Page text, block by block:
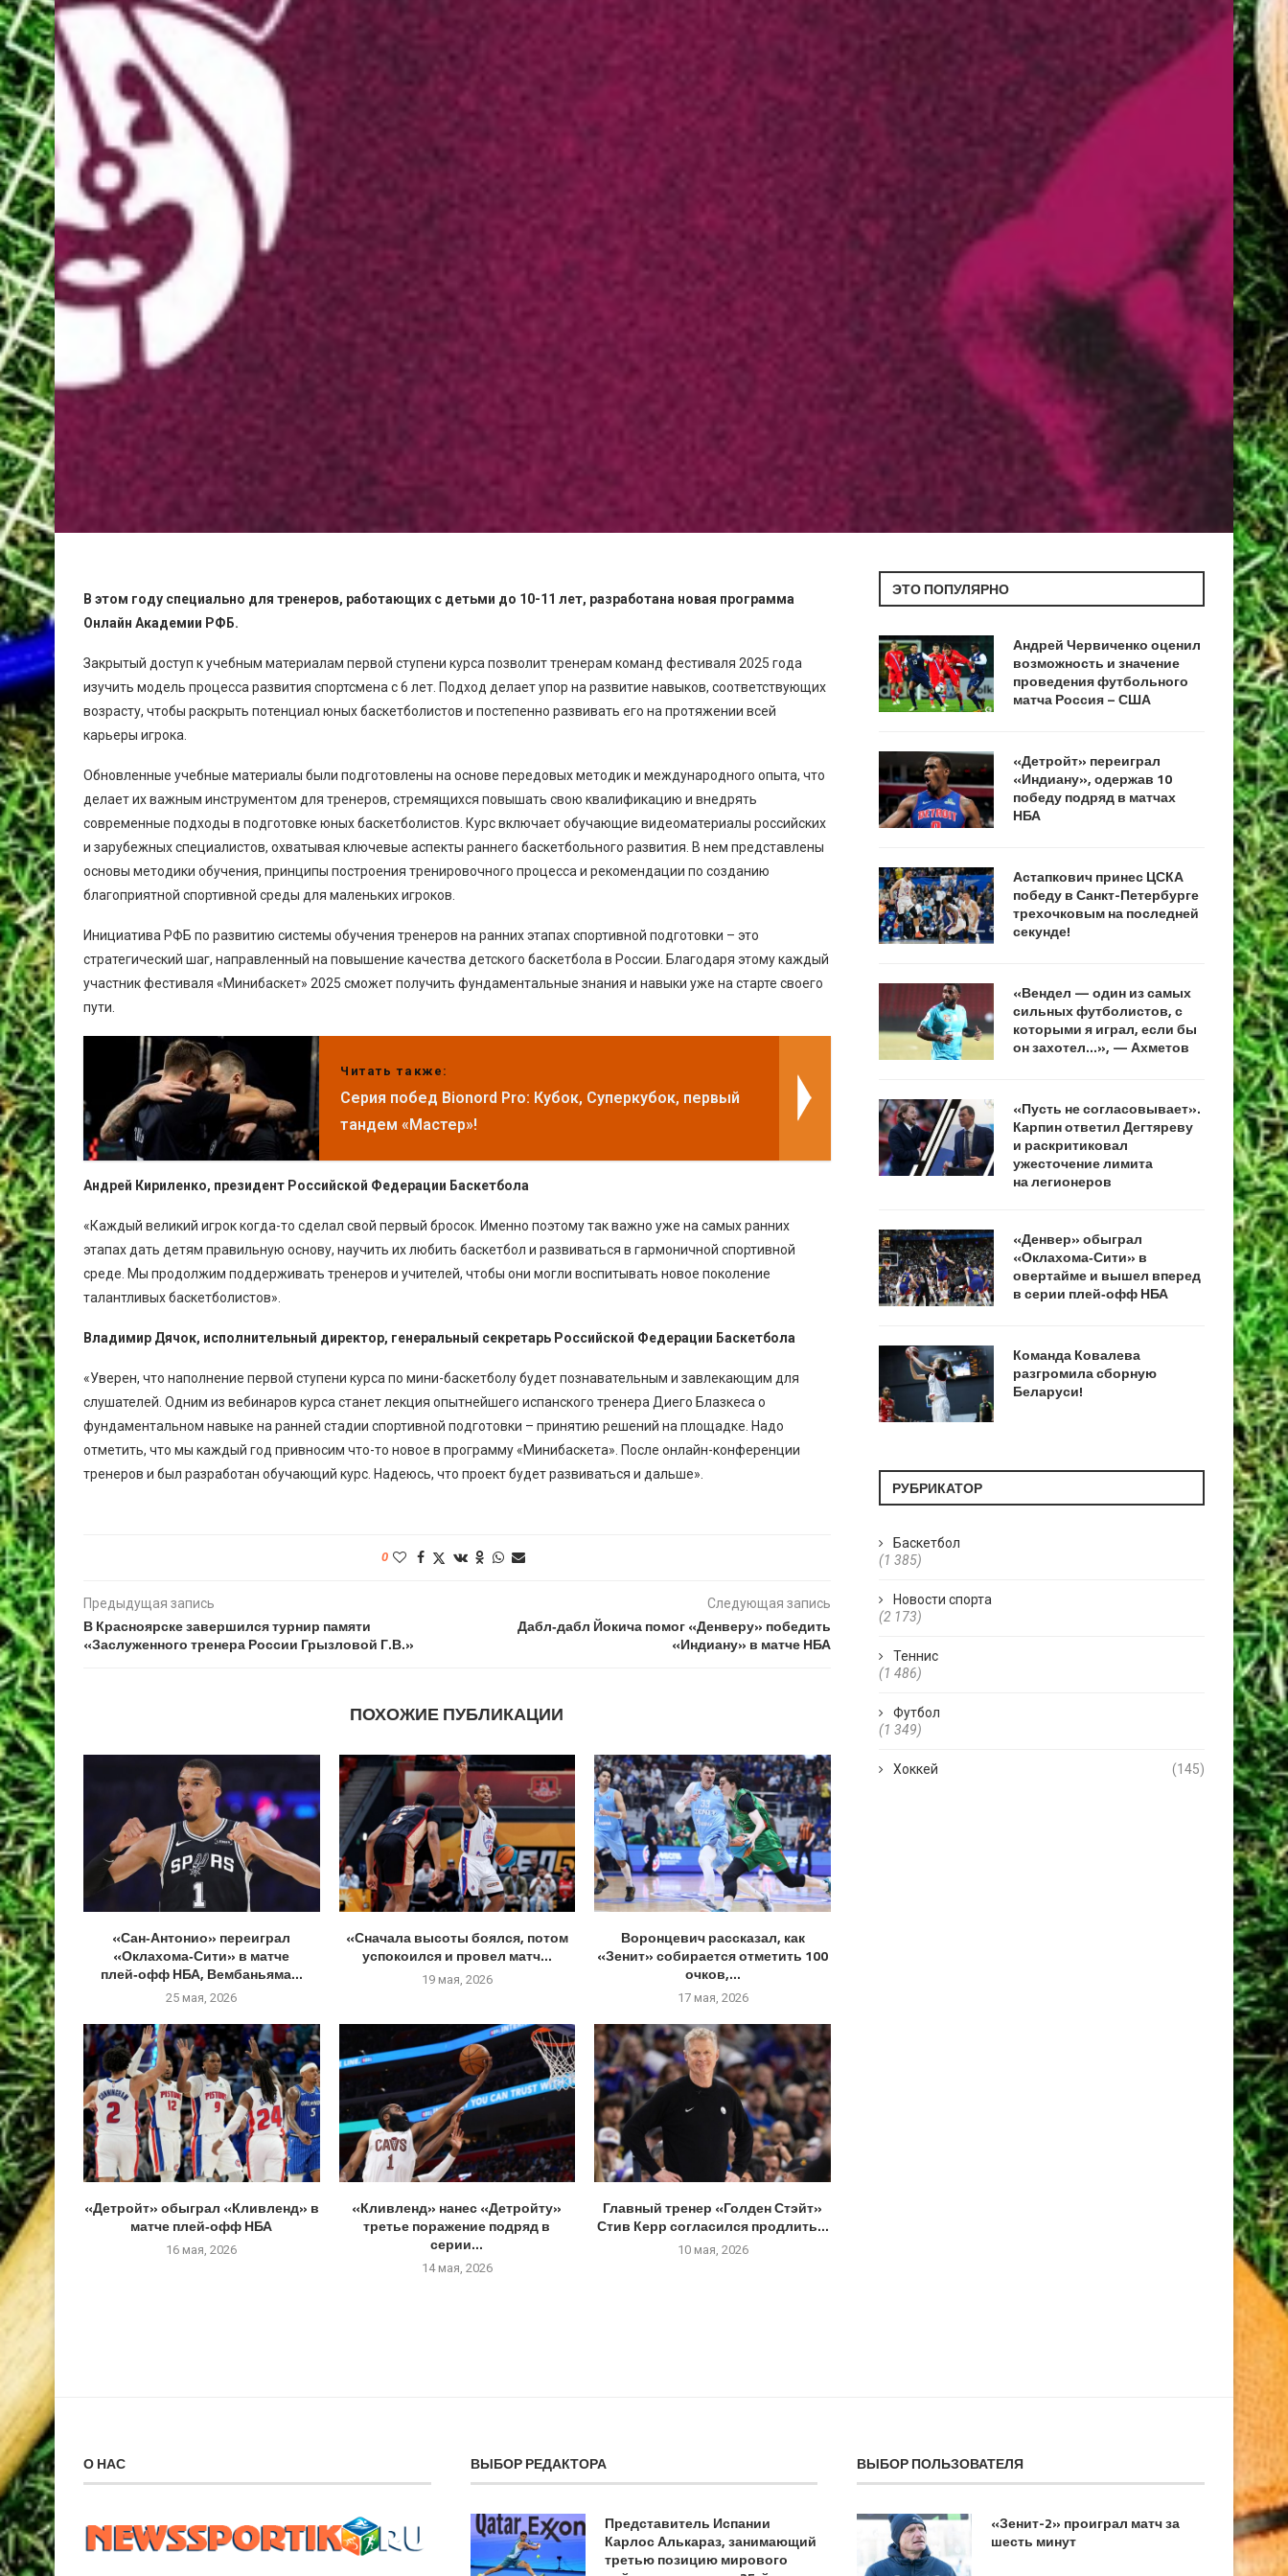
В этом году специально для тренеров, работающих с детьми до 10-11 лет, разработана новая программа
Онлайн Академии РФБ.
Закрытый доступ к учебным материалам первой ступени курса позволит тренерам команд фестиваля 2025 года
изучить модель процесса развития спортсмена с 6 лет. Подход делает упор на развитие навыков, соответствующих
возрасту, чтобы раскрыть потенциал юных баскетболистов и постепенно развивать его на протяжении всей
карьеры игрока.
Обновленные учебные материалы были подготовлены на основе передовых методик и международного опыта, что
делает их важным инструментом для тренеров, стремящихся повышать свою квалификацию и внедрять
современные подходы в подготовке юных баскетболистов. Курс включает обучающие видеоматериалы российских
и зарубежных специалистов, охватывая ключевые аспекты раннего баскетбольного развития. В нем представлены
основы методики обучения, принципы построения тренировочного процесса и рекомендации по созданию
благоприятной спортивной среды для маленьких игроков.
Инициатива РФБ по развитию системы обучения тренеров на ранних этапах спортивной подготовки – это
стратегический шаг, направленный на повышение качества детского баскетбола в России. Благодаря этому каждый
участник фестиваля «Минибаскет» 2025 сможет получить фундаментальные знания и навыки уже на старте своего
пути.
Читать также:
Серия побед Bionord Pro: Кубок, Суперкубок, первый
тандем «Мастер»!
Андрей Кириленко, президент Российской Федерации Баскетбола
«Каждый великий игрок когда-то сделал свой первый бросок. Именно поэтому так важно уже на самых ранних
этапах дать детям правильную основу, научить их любить баскетбол и развиваться в гармоничной спортивной
среде. Мы продолжим поддерживать тренеров и учителей, чтобы они могли воспитывать новое поколение
талантливых баскетболистов».
Владимир Дячок, исполнительный директор, генеральный секретарь Российской Федерации Баскетбола
«Уверен, что наполнение первой ступени курса по мини-баскетболу будет познавательным и завлекающим для
слушателей. Одним из вебинаров курса станет лекция опытнейшего испанского тренера Диего Блазкеса о
фундаментальном навыке на ранней стадии спортивной подготовки – принятию решений на площадке. Надо
отметить, что мы каждый год привносим что-то новое в программу «Минибаскета». После онлайн-конференции
тренеров и был разработан обучающий курс. Надеюсь, что проект будет развиваться и дальше».
0
Предыдущая запись
В Красноярске завершился турнир памяти
«Заслуженного тренера России Грызловой Г.В.»
Следующая запись
Дабл‑дабл Йокича помог «Денверу» победить
«Индиану» в матче НБА
ПОХОЖИЕ ПУБЛИКАЦИИ
«Сан‑Антонио» переиграл
«Оклахома‑Сити» в матче
плей‑офф НБА, Вембаньяма...
25 мая, 2026
«Сначала высоты боялся, потом
успокоился и провел матч...
19 мая, 2026
Воронцевич рассказал, как
«Зенит» собирается отметить 100
очков,...
17 мая, 2026
«Детройт» обыграл «Кливленд» в
матче плей‑офф НБА
16 мая, 2026
«Кливленд» нанес «Детройту»
третье поражение подряд в
серии...
14 мая, 2026
Главный тренер «Голден Стэйт»
Стив Керр согласился продлить...
10 мая, 2026
ЭТО ПОПУЛЯРНО
Андрей Червиченко оценил
возможность и значение
проведения футбольного
матча Россия – США
«Детройт» переиграл
«Индиану», одержав 10
победу подряд в матчах
НБА
Астапкович принес ЦСКА
победу в Санкт-Петербурге
трехочковым на последней
секунде!
«Вендел — один из самых
сильных футболистов, с
которыми я играл, если бы
он захотел…», — Ахметов
«Пусть не согласовывает».
Карпин ответил Дегтяреву
и раскритиковал
ужесточение лимита
на легионеров
«Денвер» обыграл
«Оклахома‑Сити» в
овертайме и вышел вперед
в серии плей‑офф НБА
Команда Ковалева
разгромила сборную
Беларуси!
РУБРИКАТОР
Баскетбол
(1 385)
Новости спорта
(2 173)
Теннис
(1 486)
Футбол
(1 349)
Хоккей (145)
О НАС ВЫБОР РЕДАКТОРА
Представитель Испании
Карлос Алькараз, занимающий
третью позицию мирового
ВЫБОР ПОЛЬЗОВАТЕЛЯ
«Зенит-2» проиграл матч за
шесть минут